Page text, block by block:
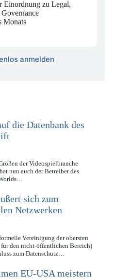
Einordnung zu Legal,
die Datenbank des
der Videospielbranche
nun auch der Betreiber des
sich zum
Netzwerken
Vereinigung der obersten
den nicht-öffentlichen Bereich)